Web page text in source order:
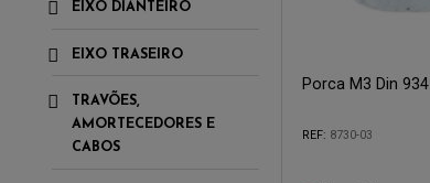
EIXO DIANTEIRO
EIXO TRASEIRO
TRAVÕES,
AMORTECEDORES E
CABOS
Porca M3 Din 934
REF: 8730-03